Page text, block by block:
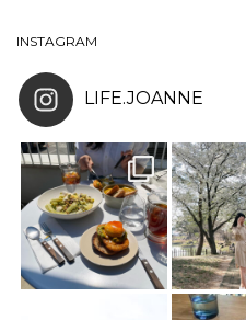
INSTAGRAM
LIFE.JOANNE